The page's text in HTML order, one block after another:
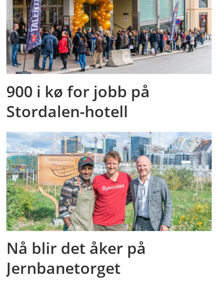
900 i kø for jobb på
Stordalen-hotell
Nå blir det åker på
Jernbanetorget